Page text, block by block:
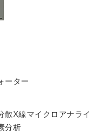
ーター
散X線マイクロアナライ
分析